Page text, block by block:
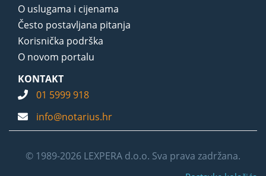
O uslugama i cijenama
Često postavljana pitanja
Korisnička podrška
O novom portalu
KONTAKT
01 5999 918
info@notarius.hr
© 1989-2026 LEXPERA d.o.o. Sva prava zadržana.